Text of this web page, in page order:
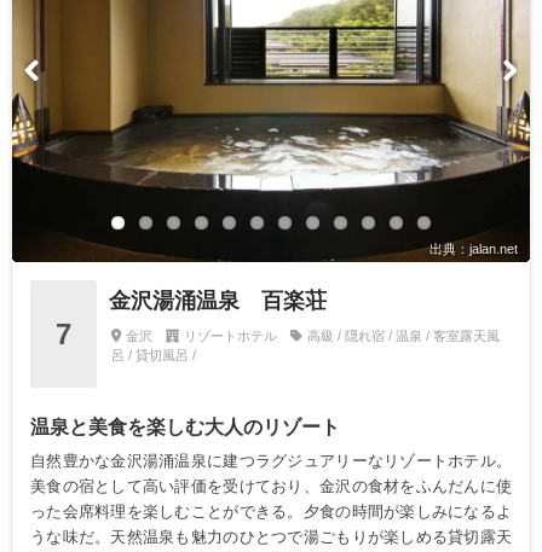
出典：jalan.net
7
金沢湯涌温泉 百楽荘
金沢 リゾートホテル
高級 / 隠れ宿 / 温泉 / 客室露天風
呂 / 貸切風呂 /
温泉と美食を楽しむ大人のリゾート
自然豊かな金沢湯涌温泉に建つラグジュアリーなリゾートホテル。
美食の宿として高い評価を受けており、金沢の食材をふんだんに使
った会席料理を楽しむことができる。夕食の時間が楽しみになるよ
うな味だ。天然温泉も魅力のひとつで湯ごもりが楽しめる貸切露天